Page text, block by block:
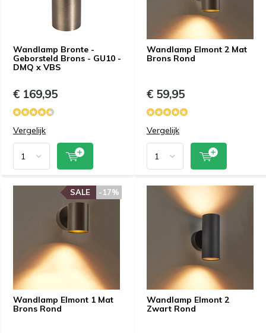
Wandlamp Bronte -
Geborsteld Brons - GU10 -
DMQ x VBS
€ 169,95
Vergelijk
Wandlamp Elmont 2 Mat
Brons Rond
€ 59,95
Vergelijk
Wandlamp Elmont 1 Mat
Brons Rond
-17%
SALE
Wandlamp Elmont 2
Zwart Rond